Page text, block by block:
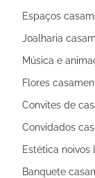
Espaços
Joalharia
Música e
Flores
Convites de
Convidados
Estética noivos
Banquete